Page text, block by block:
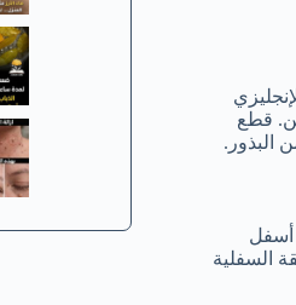
قطع
البذور.
في أسفل
السفلية